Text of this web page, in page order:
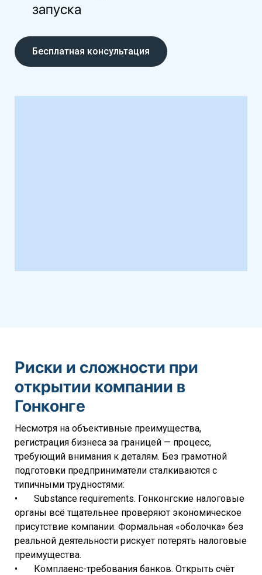
запуска
Бесплатная консультация
Риски и сложности при
открытии компании в
Гонконге
Несмотря на объективные преимущества,
регистрация бизнеса за границей — процесс,
требующий внимания к деталям. Без грамотной
подготовки предприниматели сталкиваются с
типичными трудностями:
• Substance requirements. Гонконгские налоговые
органы всё тщательнее проверяют экономическое
присутствие компании. Формальная «оболочка» без
реальной деятельности рискует потерять налоговые
преимущества.
• Комплаенс-требования банков. Открыть счёт